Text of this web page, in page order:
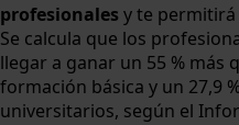
profesionales y te permitirá
Se calcula que los
llegar a ganar un 55 % más
formación básica y un 27,9
universitarios, según el